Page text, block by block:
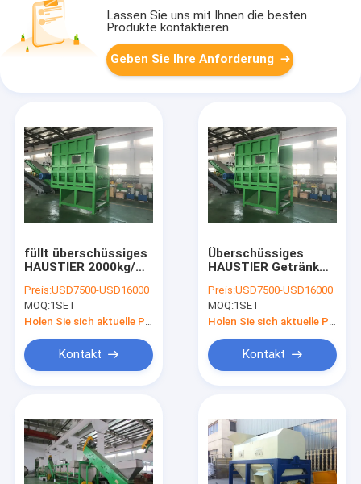
Lassen Sie uns mit Ihnen die besten
Produkte kontaktieren.
Geben Sie Ihre Anforderung
füllt überschüssiges
HAUSTIER 2000kg/H
Ballen-Unterbrecher
ab
Preis:USD7500-USD16000
MOQ:1SET
Kontakt
Überschüssiges
HAUSTIER Getränk
ab
Preis:USD7500-USD16000
MOQ:1SET
Kontakt